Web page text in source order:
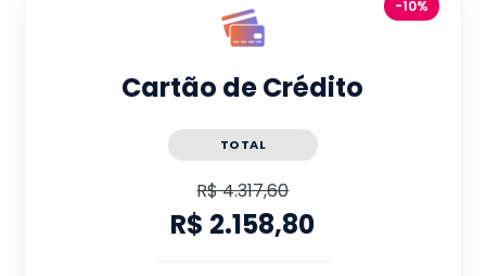
-10%
Cartão de Crédito
TOTAL
R$ 4.317,60
R$ 2.158,80